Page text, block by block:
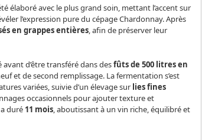
élaboré avec le plus grand soin, mettant l’accent sur
l’expression pure du cépage Chardonnay. Après
en grappes entières, afin de préserver leur
d’être transféré dans desfûts de 500 litres en
et de second remplissage. La fermentation s’est
variées, suivie d’un élevage sur lies fines
occasionnels pour ajouter texture et
duré 11 mois, aboutissant à un vin riche, équilibré et